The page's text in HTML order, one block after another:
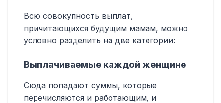
Всю совокупность выплат,
причитающихся будущим мамам, можно
условно разделить на две категории:
Выплачиваемые каждой женщине
Сюда попадают суммы, которые
перечисляются и работающим, и